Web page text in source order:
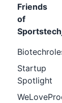
Friends
of
Startup
Spotlight